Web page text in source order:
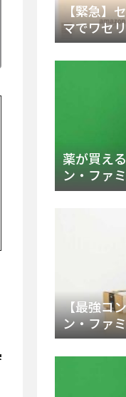
【緊急】
マでワセ
すすめ品
薬が買え
ン・ファ
える市販
【最強コ
ン・ファ
は？今す
徹底調査！